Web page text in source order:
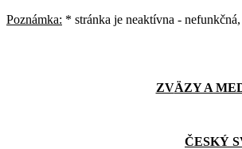
Poznámka: * stránka je neaktívna -
ZVÄZY A
ČESKÝ